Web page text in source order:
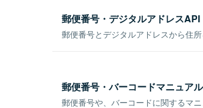
郵便番号・デジタルアドレスAPI
郵便番号とデジタルアドレスから住
郵便番号・バーコードマニュアル
郵便番号や、バーコードに関するマニ